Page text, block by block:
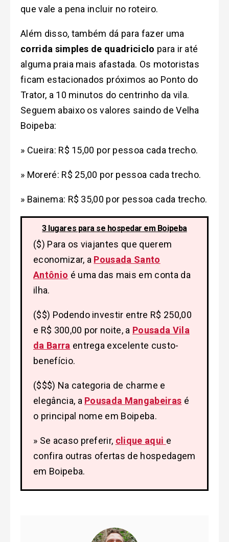
que vale a pena incluir no roteiro.
Além disso, também dá para fazer uma
corrida simples de quadriciclo para ir até
alguma praia mais afastada. Os motoristas
ficam estacionados próximos ao Ponto do
Trator, a 10 minutos do centrinho da vila.
Seguem abaixo os valores saindo de Velha
Boipeba:
» Cueira: R$ 15,00 por pessoa cada trecho.
» Moreré: R$ 25,00 por pessoa cada trecho.
» Bainema: R$ 35,00 por pessoa cada trecho.
3 lugares para se hospedar em Boipeba
($) Para os viajantes que querem
economizar, a Pousada Santo
Antônio é uma das mais em conta da
ilha.
($$) Podendo investir entre R$ 250,00
e R$ 300,00 por noite, a Pousada Vila
da Barra entrega excelente custo-
benefício.
($$$) Na categoria de charme e
elegância, a Pousada Mangabeiras é
o principal nome em Boipeba.
» Se acaso preferir, clique aqui e
confira outras ofertas de hospedagem
em Boipeba.